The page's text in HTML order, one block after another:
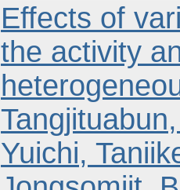
Effects of
the activity
Yuichi,